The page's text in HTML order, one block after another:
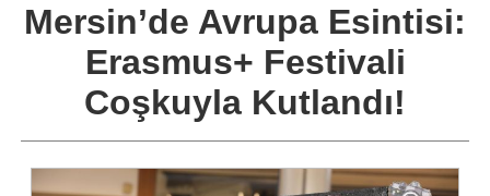
Mersin’de Avrupa Esintisi:
Erasmus+ Festivali
Coşkuyla Kutlandı!